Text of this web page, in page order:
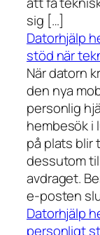
sig […]
Datorhjälp
stöd när
När datorn
den nya
personlig
hembesök i
på plats blir
dessutom
avdraget.
e-posten
Datorhjälp
personligt